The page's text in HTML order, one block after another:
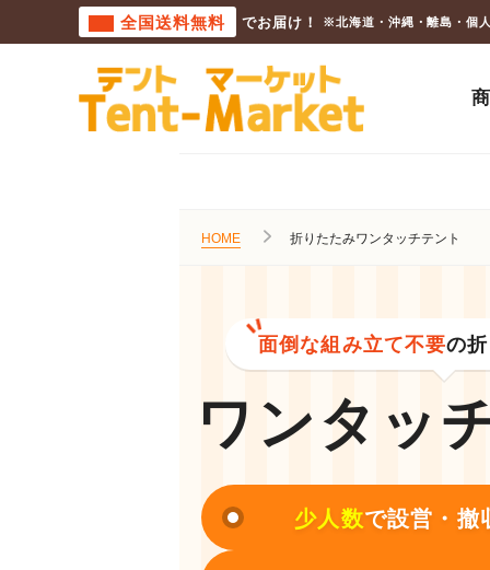
全国送料無料 でお届け！ ※北海道・沖縄・離島・個
HOME 折りたたみワンタッチテント
面倒な組み立て不要の
ワンタッ
少人数で設営・撤